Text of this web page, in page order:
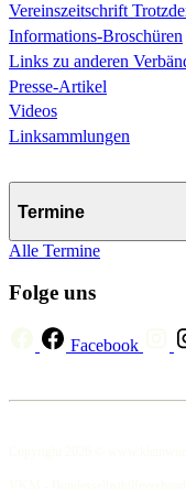
Vereinszeitschrift
Informations-Broschüren
Links zu anderen
Presse-Artikel
Videos
Linksammlungen
Termine
Alle Termine
Folge uns
Facebook